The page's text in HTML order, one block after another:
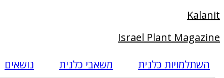
Kalanit
Israel Plant Magazine
השתלמויות כלנית
משאבי כלנית נושאים